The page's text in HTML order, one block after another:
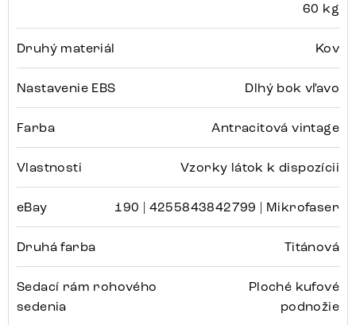
60 kg
Druhý materiál Kov
Nastavenie EBS Dlhý bok vľavo
Farba Antracitová vintage
Vlastnosti Vzorky látok k dispozícii
eBay 190 | 4255843842799 | Mikrofaser
Druhá farba Titánová
Sedací rám rohového
sedenia
Ploché kufové
podnožie